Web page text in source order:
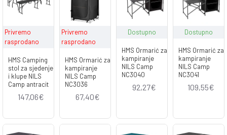
Privremo
rasprodano
HMS Camping
stol za sjedenje
i klupe NILS
Camp antracit
147,06€
Privremo
rasprodano
HMS Ormarić za
kampiranje
NILS Camp
NC3036
67,40€
Dostupno
HMS Ormarić za
kampiranje
NILS Camp
NC3040
92,27€
Dostupno
HMS Ormarić za
kampiranje
NILS Camp
NC3041
109,55€